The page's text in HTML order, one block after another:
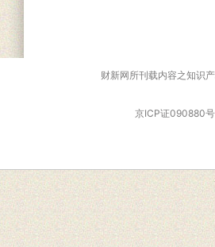
财新网所刊载内容之知识
京ICP证090880号